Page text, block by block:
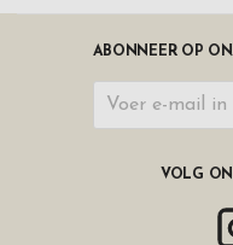
ABONNEER OP
VOLG